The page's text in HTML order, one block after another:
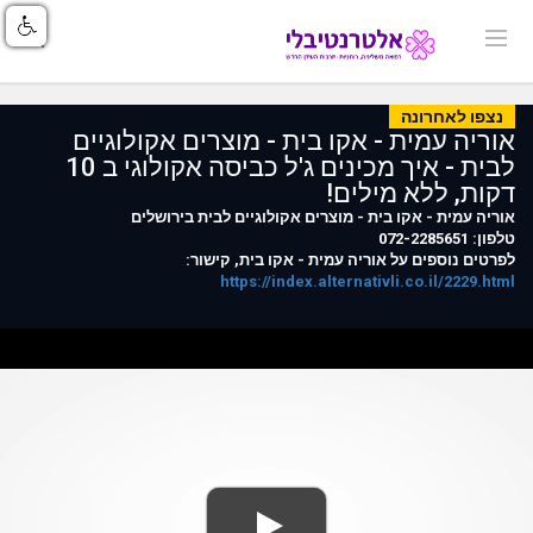
נצפו לאחרונה
אוריה עמית - אקו בית - מוצרים אקולוגיים
לבית - איך מכינים ג'ל כביסה אקולוגי ב 10
דקות, ללא מילים!
אוריה עמית - אקו בית - מוצרים אקולוגיים לבית בירושלים
טלפון: 072-2285651
לפרטים נוספים על אוריה עמית - אקו בית, קישור:
https://index.alternativli.co.il/2229.html